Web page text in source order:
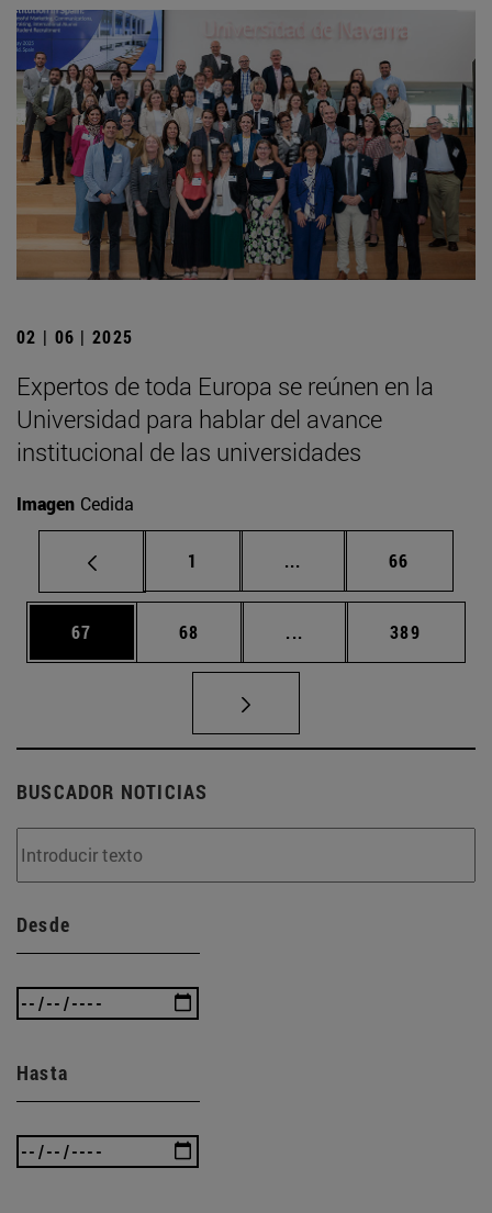
02 | 06 | 2025
Expertos de toda Europa se reúnen en la
Universidad para hablar del avance
institucional de las universidades
Imagen Cedida
Página
1 ... Páginas intermedias
Página
66
Página
67 Página
68 ... Páginas intermedias
Página
389
BUSCADOR NOTICIAS
Desde
Hasta